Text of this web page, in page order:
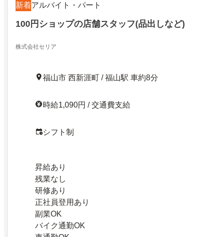
新着アルバイト・パート
100円ショップの店舗スタッフ(品出しなど)
株式会社セリア
福山市 西新涯町 / 福山駅 車約8分
時給1,090円 / 交通費支給
シフト制
昇給あり
残業なし
研修あり
正社員登用あり
副業OK
バイク通勤OK